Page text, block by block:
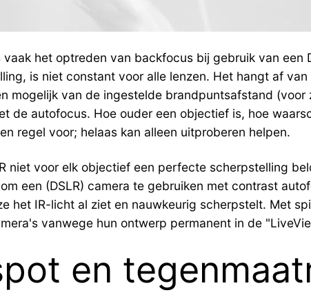
het optreden van backfocus bij gebruik van
is niet constant voor alle lenzen. Het hangt af
mogelijk van de ingestelde brandpuntsafstand
de autofocus. Hoe ouder een objectief is, hoe
regel voor; helaas kan alleen uitproberen helpen.
niet voor elk objectief een perfecte scherpstelling
een (DSLR) camera te gebruiken met contrast
het IR-licht al ziet en nauwkeurig scherpstelt. Met
vanwege hun ontwerp permanent in de
en